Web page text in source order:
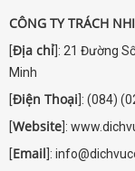
CÔNG TY TRÁCH
[Địa chỉ ]: 21 Đường
Minh
[Điện Thoại ]: (084)
[Website ]:
[Email ]: